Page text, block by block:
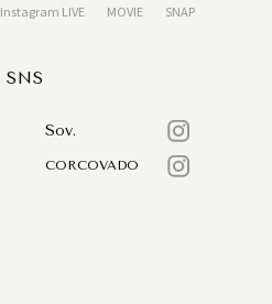
Instagram LIVE MOVIE SNAP
SNS
Sov.
CORCOVADO